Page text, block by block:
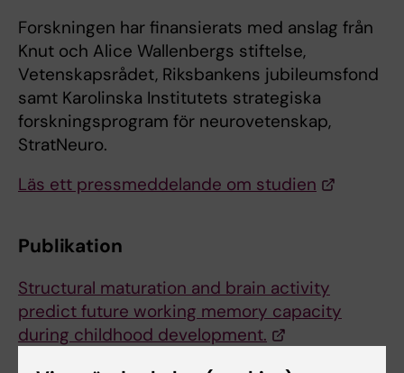
Forskningen har finansierats med anslag från
Knut och Alice Wallenbergs stiftelse,
Vetenskapsrådet, Riksbankens jubileumsfond
samt Karolinska Institutets strategiska
forskningsprogram för neurovetenskap,
StratNeuro.
Läs ett pressmeddelande om studien
Publikation
Structural maturation and brain activity
predict future working memory capacity
during childhood development.